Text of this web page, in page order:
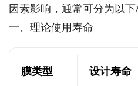
因素影响，通常可分为以下
一、理论使用寿命
膜类型 设计寿命